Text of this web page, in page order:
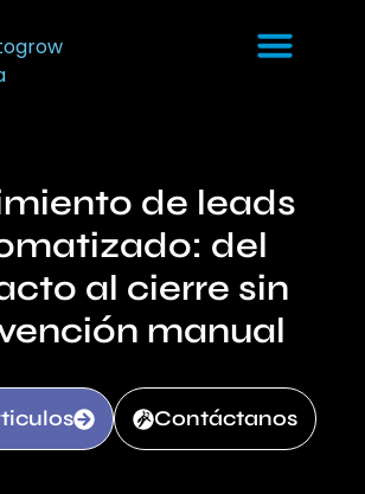
de leads
del
al cierre sin
manual
Contáctanos